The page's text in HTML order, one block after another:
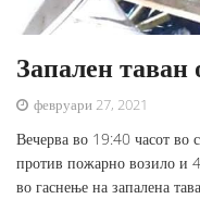
Запален
февруари 27, 2021
Вечерва во 19:40 часот
против пожарно возило и
во гаснење на запалена